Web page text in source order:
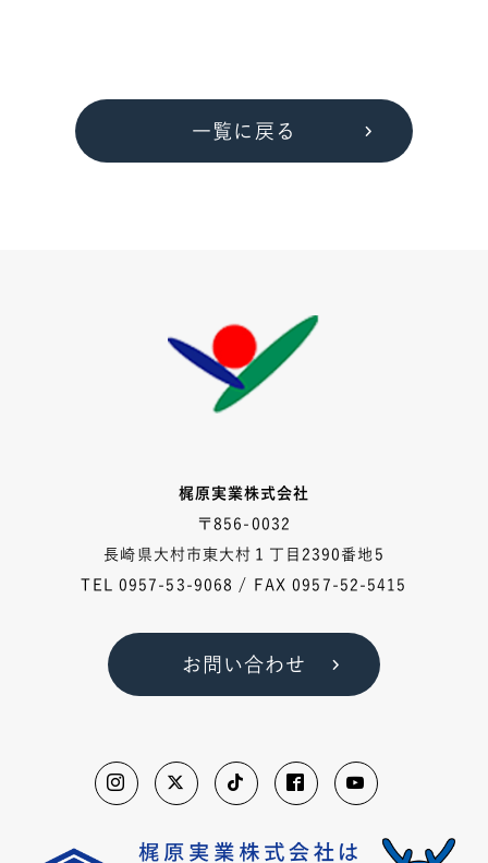
一覧に戻る
梶原実業株式会社
〒856-0032
長崎県大村市東大村１丁目2390番地5
TEL 0957-53-9068 / FAX 0957-52-5415
お問い合わせ